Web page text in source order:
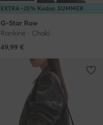
EXTRA -25% Kodas: SUMMER
G-Star Raw
Rankinė · Chaki
49,99 €